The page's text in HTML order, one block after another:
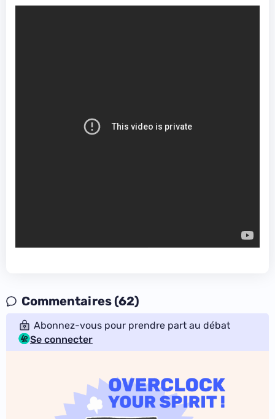
Commentaires (62)
Abonnez-vous pour prendre part au débat
Se connecter